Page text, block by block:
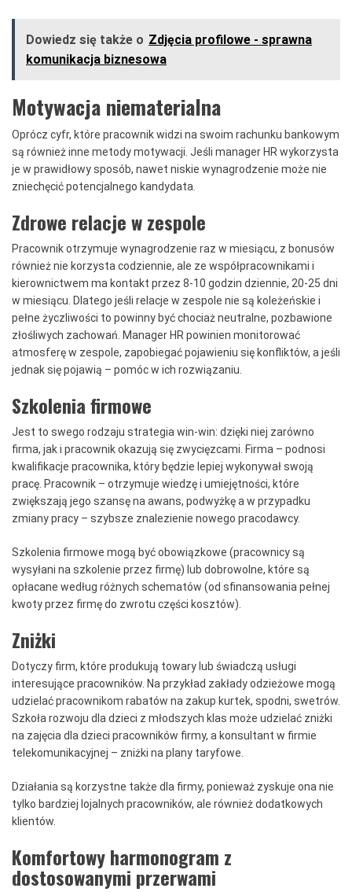
Dowiedz się także o Zdjęcia profilowe - sprawna
komunikacja biznesowa
Motywacja niematerialna
Oprócz cyfr, które pracownik widzi na swoim rachunku bankowym
są również inne metody motywacji. Jeśli manager HR wykorzysta
je w prawidłowy sposób, nawet niskie wynagrodzenie może nie
zniechęcić potencjalnego kandydata.
Zdrowe relacje w zespole
Pracownik otrzymuje wynagrodzenie raz w miesiącu, z bonusów
również nie korzysta codziennie, ale ze współpracownikami i
kierownictwem ma kontakt przez 8-10 godzin dziennie, 20-25 dni
w miesiącu. Dlatego jeśli relacje w zespole nie są koleżeńskie i
pełne życzliwości to powinny być chociaż neutralne, pozbawione
złośliwych zachowań. Manager HR powinien monitorować
atmosferę w zespole, zapobiegać pojawieniu się konfliktów, a jeśli
jednak się pojawią – pomóc w ich rozwiązaniu.
Szkolenia firmowe
Jest to swego rodzaju strategia win-win: dzięki niej zarówno
firma, jak i pracownik okazują się zwycięzcami. Firma – podnosi
kwalifikacje pracownika, który będzie lepiej wykonywał swoją
pracę. Pracownik – otrzymuje wiedzę i umiejętności, które
zwiększają jego szansę na awans, podwyżkę a w przypadku
zmiany pracy – szybsze znalezienie nowego pracodawcy.
Szkolenia firmowe mogą być obowiązkowe (pracownicy są
wysyłani na szkolenie przez firmę) lub dobrowolne, które są
opłacane według różnych schematów (od sfinansowania pełnej
kwoty przez firmę do zwrotu części kosztów).
Zniżki
Dotyczy firm, które produkują towary lub świadczą usługi
interesujące pracowników. Na przykład zakłady odzieżowe mogą
udzielać pracownikom rabatów na zakup kurtek, spodni, swetrów.
Szkoła rozwoju dla dzieci z młodszych klas może udzielać zniżki
na zajęcia dla dzieci pracowników firmy, a konsultant w firmie
telekomunikacyjnej – zniżki na plany taryfowe.
Działania są korzystne także dla firmy, ponieważ zyskuje ona nie
tylko bardziej lojalnych pracowników, ale również dodatkowych
klientów.
Komfortowy harmonogram z
dostosowanymi przerwami